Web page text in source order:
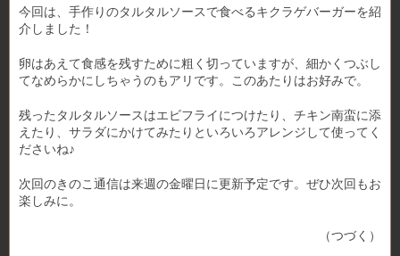
今回は、手作りのタルタルソースで食べるキクラゲバーガーを紹
介しました！
卵はあえて食感を残すために粗く切っていますが、細かくつぶし
てなめらかにしちゃうのもアリです。このあたりはお好みで。
残ったタルタルソースはエビフライにつけたり、チキン南蛮に添
えたり、サラダにかけてみたりといろいろアレンジして使ってく
ださいね♪
次回のきのこ通信は来週の金曜日に更新予定です。ぜひ次回もお
楽しみに。
（つづく）